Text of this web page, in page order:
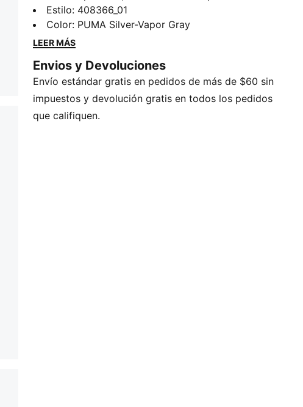
velocidad de los circuitos, aportan un toque atrevido
y original a cualquier estilo. Los tenis Speedcat
Wedge Luster incorporan IMEVA ligero para mayor
CARACTERÍSTICAS Y BENEFICIOS
IMEVA: Material ligero para una sensación de
comodidad
DETALLES
Estilo: 408366_01
Color: PUMA Silver-Vapor Gray
LEER MÁS
Envios y Devoluciones
Envío estándar gratis en pedidos de más de $60 sin
impuestos y devolución gratis en todos los pedidos
que califiquen.